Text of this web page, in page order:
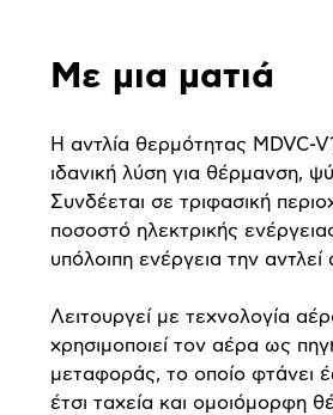
Με μια ματιά
Η αντλία θερμότητας MDVC-
ιδανική λύση για θέρμανση,
Συνδέεται σε τριφασική
ποσοστό ηλεκτρικής
υπόλοιπη ενέργεια την
Λειτουργεί με τεχνολογία
χρησιμοποιεί τον αέρα ως
μεταφοράς, το οποίο φτάνει
έτσι ταχεία και ομοιόμορφη